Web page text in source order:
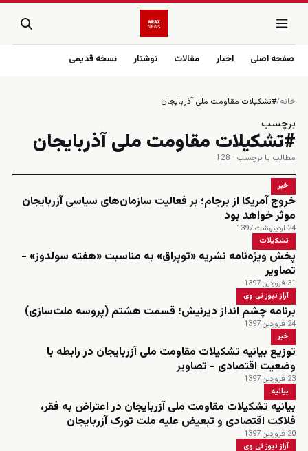
صفحه اصلی اخبار مقالات نوشتار نسخه قدیمی
خانه/#تشکیلات مقاومت ملی آذربایجان
برچسب
#تشکیلات مقاومت ملی آذربایجان
مطالب با برچسب · 128
خبر
خروج آمریکا از برجام؛ بر فعالیت سازمان‌های سیاسی آزربایجان
موثر خواهد بود
24 اردیبهشت 1397
تشکیلات
پخش ویژه‌نامه نشریه «توپراق» به مناسبت «هفته سولدوز» -
تصاویر
31 فروردین 1397
آراز نیوز تی وی
برنامه چشم انداز دیرنیش؛ قسمت هشتم (پروسه ملت‌سازی)
24 فروردین 1397
خبر
توزیع بیانیه تشکیلات مقاومت ملی آزربایجان در رابطه با
وضعیت اقتصادی - تصاویر
23 فروردین 1397
بیانیه
بیانیه تشکیلات مقاومت ملی آزربایجان در اعتراض به فقر،
فلاکت اقتصادی و تبعیض علیه ملت تورک آزربایجان
20 فروردین 1397
آراز نیوز تی وی